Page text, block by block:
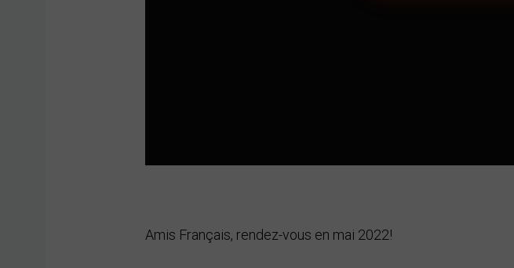
Amis Français, rendez-vous en mai 2022!